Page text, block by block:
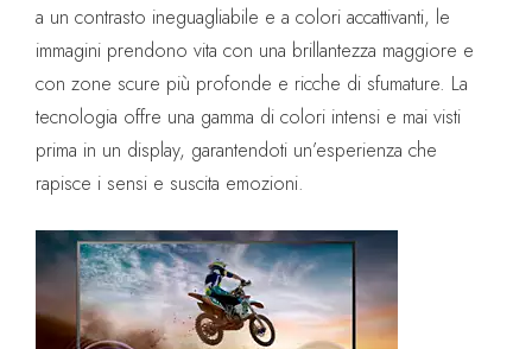
a un contrasto ineguagliabile e a colori accattivanti, le
immagini prendono vita con una brillantezza maggiore e
con zone scure più profonde e ricche di sfumature. La
tecnologia offre una gamma di colori intensi e mai visti
prima in un display, garantendoti un’esperienza che
rapisce i sensi e suscita emozioni.